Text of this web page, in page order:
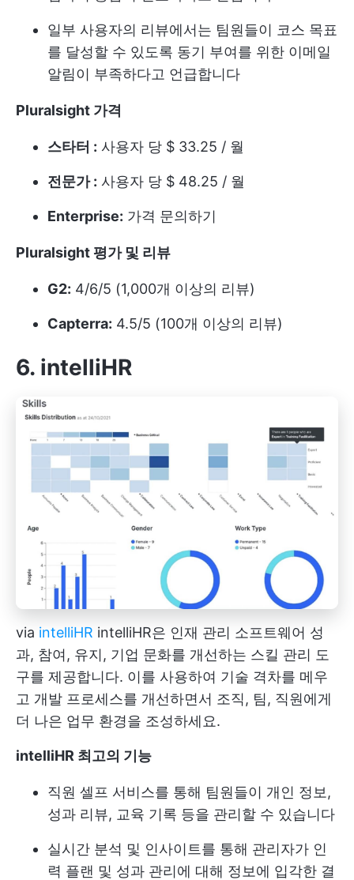
일부 사용자의 리뷰에서는 팀원들이 코스 목표
를 달성할 수 있도록 동기 부여를 위한 이메일
알림이 부족하다고 언급합니다
Pluralsight 가격
스타터 : 사용자 당 $ 33.25 / 월
전문가 : 사용자 당 $ 48.25 / 월
Enterprise: 가격 문의하기
Pluralsight 평가 및 리뷰
G2: 4/6/5 (1,000개 이상의 리뷰)
Capterra: 4.5/5 (100개 이상의 리뷰)
6. intelliHR
via intelliHR intelliHR은 인재 관리 소프트웨어 성
과, 참여, 유지, 기업 문화를 개선하는 스킬 관리 도
구를 제공합니다. 이를 사용하여 기술 격차를 메우
고 개발 프로세스를 개선하면서 조직, 팀, 직원에게
더 나은 업무 환경을 조성하세요.
intelliHR 최고의 기능
직원 셀프 서비스를 통해 팀원들이 개인 정보,
성과 리뷰, 교육 기록 등을 관리할 수 있습니다
실시간 분석 및 인사이트를 통해 관리자가 인
력 플랜 및 성과 관리에 대해 정보에 입각한 결